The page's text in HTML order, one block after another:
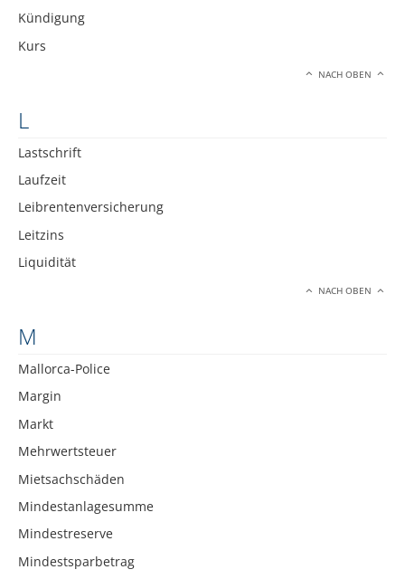
Kündigung
Kurs
NACH OBEN
L
Lastschrift
Laufzeit
Leibrentenversicherung
Leitzins
Liquidität
NACH OBEN
M
Mallorca-Police
Margin
Markt
Mehrwertsteuer
Mietsachschäden
Mindestanlagesumme
Mindestreserve
Mindestsparbetrag